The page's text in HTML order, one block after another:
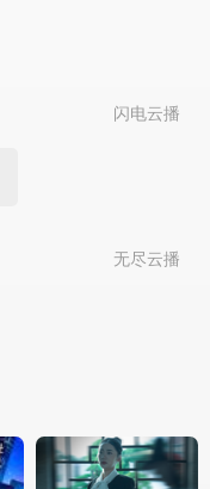
闪电云播
无尽云播